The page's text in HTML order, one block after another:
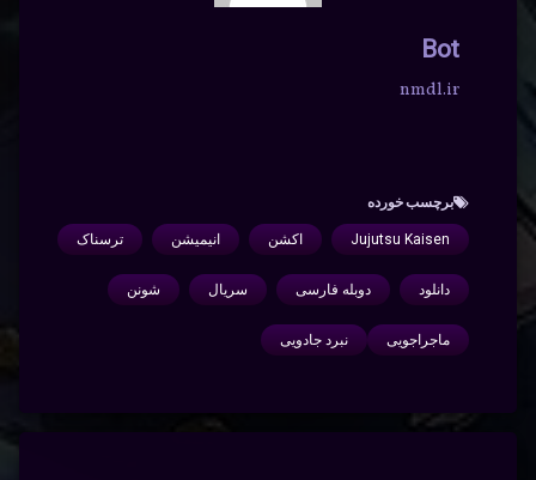
Bot
nmdl.ir
برچسب‌ خورده
Jujutsu Kaisen اکشن انیمیشن ترسناک
دانلود دوبله فارسی سریال شونن
ماجراجویی نبرد جادویی